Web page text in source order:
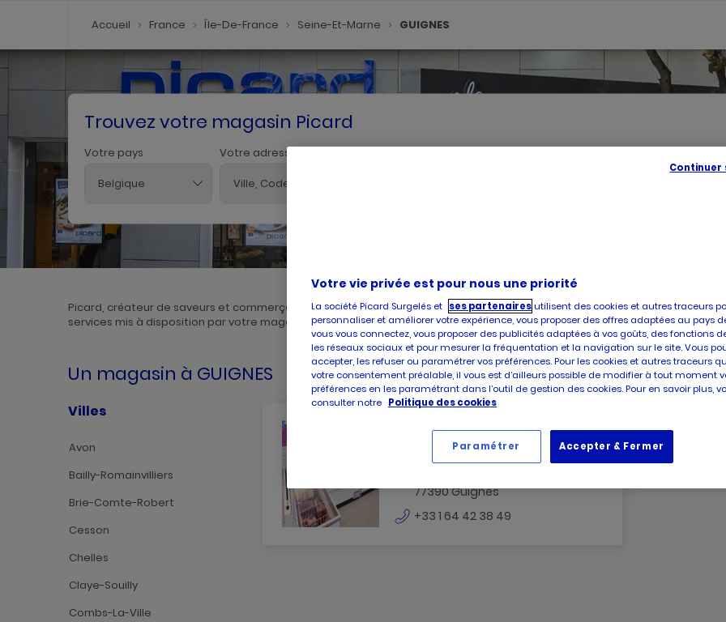
Accueil France Île-De-France Seine-Et-Marne GUIGNES
Trouvez votre magasin Picard
Votre pays
Belgique
Votre adresse
Picard, créateur de saveurs et commerçant de proximité, vous accueille dans l'un de ses magasins à GUIGNES. Prenez
services mis à disposition par votre magasin. Pour l'achat et la livraison de produits surgelés de qualité, faites confiance à
Un magasin à GUIGNES
Villes
Avon
Bailly-Romainvilliers
Brie-Comte-Robert
Cesson
Chelles
Claye-Souilly
Combs-La-Ville
PICARD
GUIGNES
Picard Guignes
77390 Guignes
+33 1 64 42 38 49
Votre vie privée est pour nous une priorité
La société Picard Surgelés et ses partenairesutilisent des cookies et autres traceurs
personnaliser et améliorer votre expérience, vous proposer des offres adaptées au pays
vous vous connectez, vous proposer des publicités adaptées à vos goûts, des fonctions
les réseaux sociaux et pour mesurer la fréquentation et la navigation sur le site. Vous
accepter, les refuser ou paramétrer vos préférences. Pour les cookies et autres traceurs
votre consentement préalable, il vous est d’ailleurs possible de modifier à tout moment
préférences en les paramétrant dans l’outil de gestion des cookies. Pour en savoir plus,
consulter notre Politique des cookies
Accepter & Fermer
Paramétrer
Continuer